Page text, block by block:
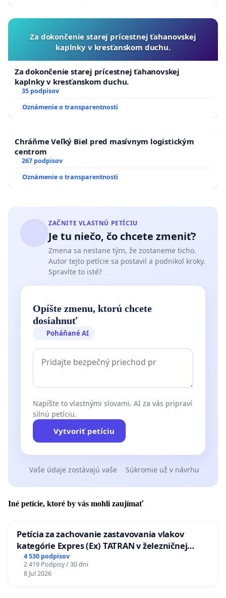
Za dokončenie starej prícestnej ťahanovskej
kaplnky v kresťanskom duchu.
Za dokončenie starej prícestnej ťahanovskej
kaplnky v kresťanskom duchu.
35 podpisov
Oznámenie o transparentnosti
Chráňme Veľký Biel pred masívnym logistickým
centrom
267 podpisov
Oznámenie o transparentnosti
ZAČNITE VLASTNÚ PETÍCIU
Je tu niečo, čo chcete zmeniť?
Zmena sa nestane tým, že zostaneme ticho.
Autor tejto petície sa postavil a podnikol kroky.
Spravíte to isté?
Opíšte zmenu, ktorú chcete
dosiahnuť
Poháňané AI
Napíšte to vlastnými slovami. AI za vás pripraví
silnú petíciu.
Vytvoriť petíciu
Vaše údaje zostávajú vaše Súkromie už v návrhu
Iné petície, ktoré by vás mohli zaujímať
Petícia za zachovanie zastavovania vlakov
kategórie Expres (Ex) TATRAN v železničnej
stanici Púchov
4 530 podpisov
2 419 Podpisy / 30 dni
8 Jul 2026